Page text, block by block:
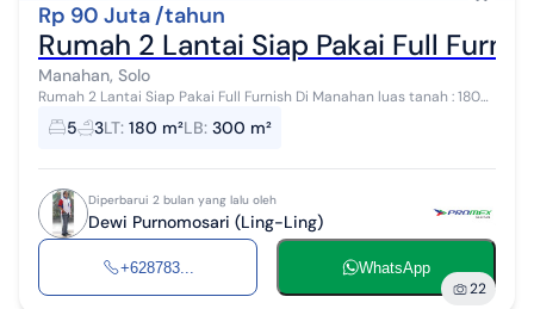
Rp 90 Juta /tahun
Rumah 2 Lantai Siap Pakai Full
Manahan, Solo
Rumah 2 Lantai Siap Pakai Full Furnish Di Manahan luas tanah : 180
m² luas bangunan : 300 m² bebas banjir tengah kota siap pakai full
furnish
5 3LT: 180 m²LB: 300 m²
Diperbarui 2 bulan yang lalu oleh
Dewi Purnomosari (Ling-Ling)
+628783... WhatsApp
22